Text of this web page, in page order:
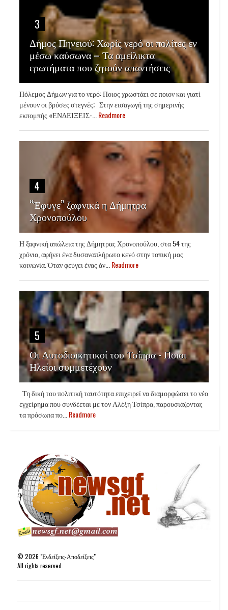
3
Δήμος Πηνειού: Χωρίς νερό οι πολίτες εν
μέσω καύσωνα – Τα αμείλικτα
ερωτήματα που ζητούν απαντήσεις
Πόλεμος Δήμων για το νερό: Ποιος χρωστάει σε ποιον και γιατί
μένουν οι βρύσες στεγνές; Στην εισαγωγή της σημερινής
εκπομπής «ΕΝΔΕΙΞΕΙΣ-... Readmore
4
“Έφυγε” ξαφνικά η Δήμητρα
Χρονοπούλου
Η ξαφνική απώλεια της Δήμητρας Χρονοπούλου, στα 54 της
χρόνια, αφήνει ένα δυσαναπλήρωτο κενό στην τοπική μας
κοινωνία. Όταν φεύγει ένας άν... Readmore
5
Οι Αυτοδιοικητικοί του Τσίπρα - Ποιοι
Ηλείοι συμμετέχουν
Τη δική του πολιτική ταυτότητα επιχειρεί να διαμορφώσει το νέο
εγχείρημα που συνδέεται με τον Αλέξη Τσίπρα, παρουσιάζοντας
τα πρόσωπα πο... Readmore
©2026 "Ενδείξεις-Αποδείξεις"
All rights reserved.